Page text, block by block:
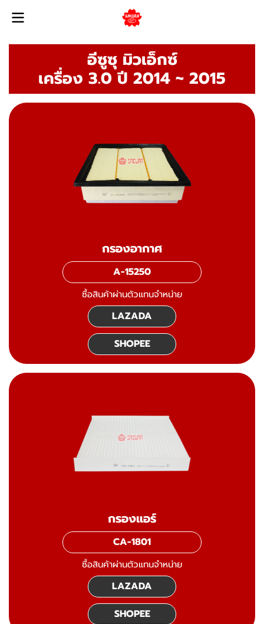
อีซูซุ มิวเอ็กซ์
เครื่อง 3.0 ปี 2014 ~ 2015
กรองอากาศ
A-15250
ซื้อสินค้าผ่านตัวแทนจำหน่าย
LAZADA
SHOPEE
กรองแอร์
CA-1801
ซื้อสินค้าผ่านตัวแทนจำหน่าย
LAZADA
SHOPEE